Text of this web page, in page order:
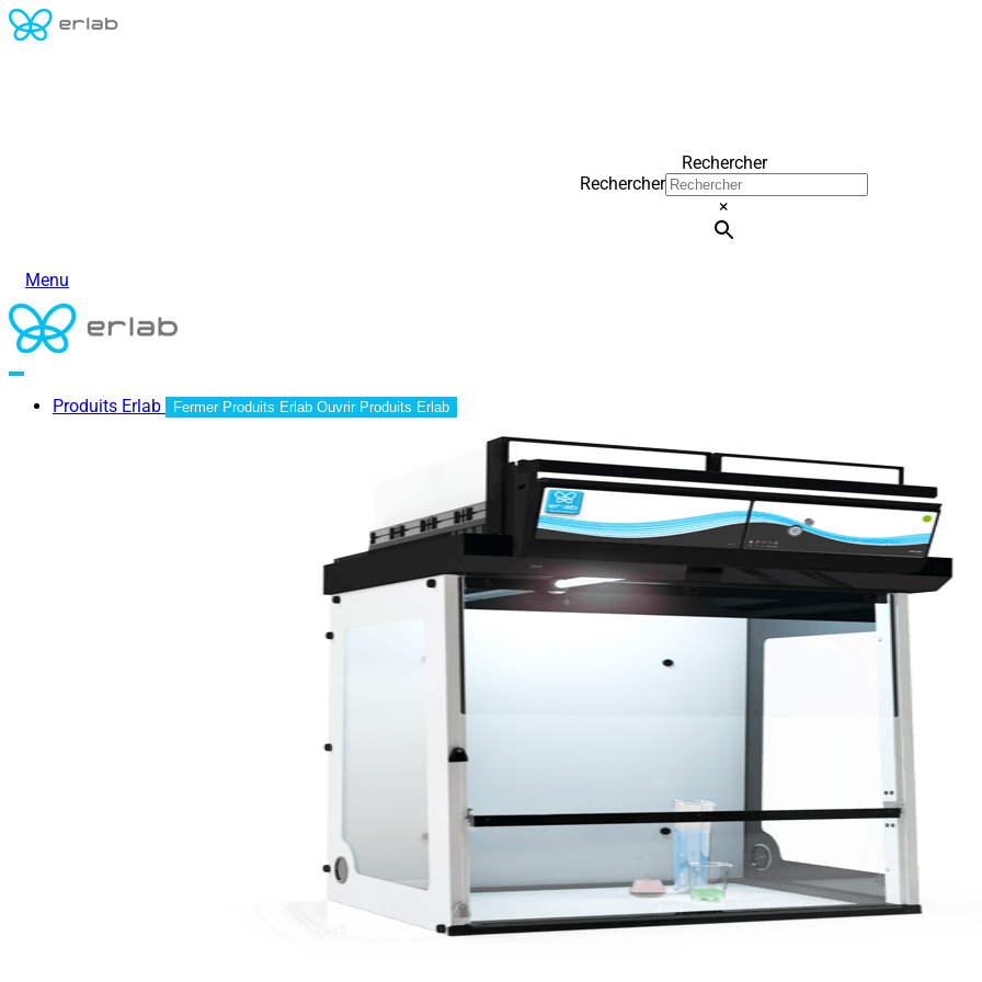
Rechercher
Rechercher
×
Menu
Produits Erlab Fermer Produits Erlab Ouvrir Produits Erlab